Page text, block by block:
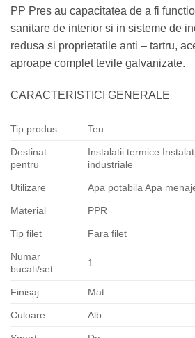
PP Pres au capacitatea de a fi
sanitare de interior si in sisteme de
redusa si proprietatile anti – tartru,
aproape complet tevile galvanizate.
CARACTERISTICI GENERALE
Tip produs Teu
Destinat
pentru
Instalatii termice
industriale
Utilizare Apa potabila Apa
Material PPR
Tip filet Fara filet
Numar
bucati/set
1
Finisaj Mat
Culoare Alb